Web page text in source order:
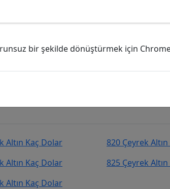
Dolar (USD)?
Dolar (USD)
kurcevir.net adresinden takip
Altın Kaç Dolar 820 Çeyrek
Altın Kaç Dolar 825 Çeyrek
Altın Kaç Dolar
bir şekilde dönüştürmek için